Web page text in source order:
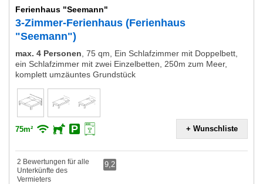
Ferienhaus "Seemann"
3-Zimmer-Ferienhaus (Ferienhaus
"Seemann")
max. 4 Personen 75 qm, Ein Schlafzimmer mit Doppelbett,
ein Schlafzimmer mit zwei Einzelbetten, 250m zum Meer,
komplett umzäuntes Grundstück
75m² + Wunschliste
2 Bewertungen für alle
Unterkünfte des
Vermieters
9,2